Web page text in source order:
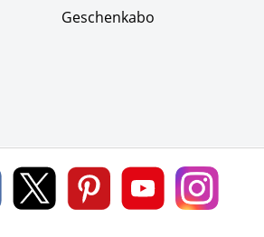
Geschenkabo
Lorenz
Leserservice
Lorenz
Leserservice
Lorenz
Leserservice
Lorenz
Leserservice
Lorenz